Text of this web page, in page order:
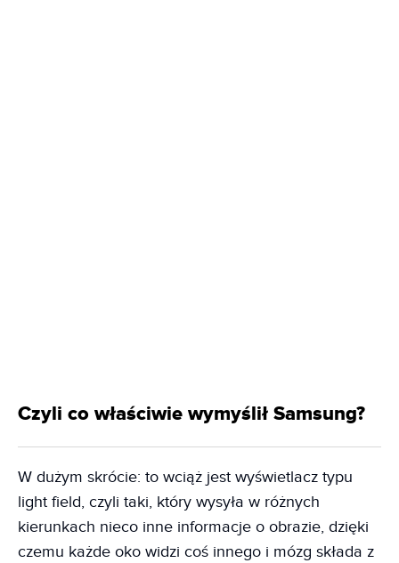
Czyli co właściwie wymyślił Samsung?
W dużym skrócie: to wciąż jest wyświetlacz typu
light field, czyli taki, który wysyła w różnych
kierunkach nieco inne informacje o obrazie, dzięki
czemu każde oko widzi coś innego i mózg składa z